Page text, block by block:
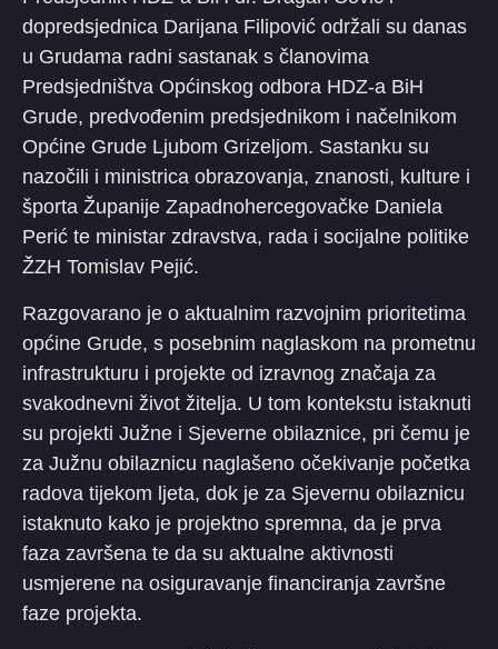
dopredsjednica Darijana Filipović održali su danas
u Grudama radni sastanak s članovima
Predsjedništva Općinskog odbora HDZ-a BiH
Grude, predvođenim predsjednikom i načelnikom
Općine Grude Ljubom Grizeljom. Sastanku su
nazočili i ministrica obrazovanja, znanosti, kulture i
športa Županije Zapadnohercegovačke Daniela
Perić te ministar zdravstva, rada i socijalne politike
ŽZH Tomislav Pejić.
Razgovarano je o aktualnim razvojnim prioritetima
općine Grude, s posebnim naglaskom na prometnu
infrastrukturu i projekte od izravnog značaja za
svakodnevni život žitelja. U tom kontekstu istaknuti
su projekti Južne i Sjeverne obilaznice, pri čemu je
za Južnu obilaznicu naglašeno očekivanje početka
radova tijekom ljeta, dok je za Sjevernu obilaznicu
istaknuto kako je projektno spremna, da je prva
faza završena te da su aktualne aktivnosti
usmjerene na osiguravanje financiranja završne
faze projekta.